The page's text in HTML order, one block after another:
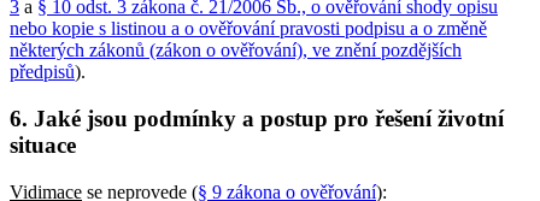
3 a § 10 odst. 3 zákona č. 21/2006 Sb., o ověřování shody opisu
nebo kopie s listinou a o ověřování pravosti podpisu a o změně
některých zákonů (zákon o ověřování), ve znění pozdějších
předpisů).
6. Jaké jsou podmínky a postup pro řešení životní
situace
Vidimace se neprovede (§ 9 zákona o ověřování):